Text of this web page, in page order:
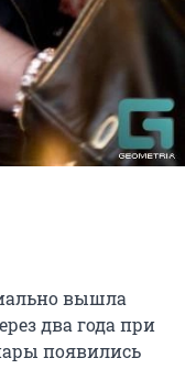
вышла
два года при
появились